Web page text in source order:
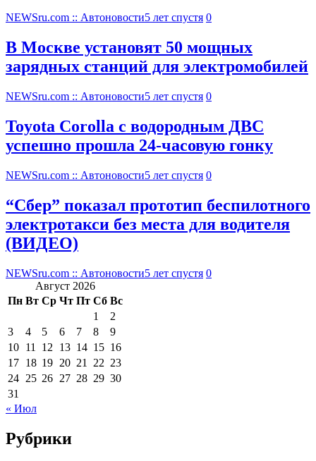
NEWSru.com :: Автоновости5 лет спустя 0
В Москве установят 50 мощных
зарядных станций для электромобилей
NEWSru.com :: Автоновости5 лет спустя 0
Toyota Corolla с водородным ДВС
успешно прошла 24-часовую гонку
NEWSru.com :: Автоновости5 лет спустя 0
“Сбер” показал прототип беспилотного
электротакси без места для водителя
(ВИДЕО)
NEWSru.com :: Автоновости5 лет спустя 0
Август 2026
Пн Вт Ср Чт Пт Сб Вс
1
2
3
4 5 6 7 8
9
10 11 12 13 14 15 16
17 18 19 20 21 22 23
24 25 26 27 28 29 30
31
« Июл
Рубрики